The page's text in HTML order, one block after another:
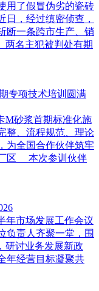
用了假冒伪劣的瓷砖
，经过缜密侦查，
断一条跨市生产、销
两名主犯被判处有期
专项技术培训圆满
M砂浆首期标准化施
整、流程规范、理论
为全国合作伙伴筑牢
区 本次参训伙伴
年市场发展工作会议
负责人齐聚一堂，围
研讨业务发展新政
年经营目标凝聚共